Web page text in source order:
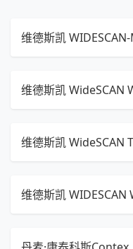
维德斯凯
维德斯凯 WideSCAN
维德斯凯 WideSCAN
维德斯凯 WIDESCAN